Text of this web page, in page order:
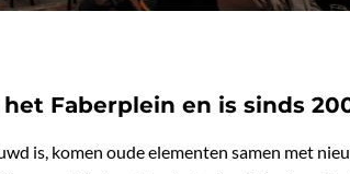
Faberplein en is sinds
is, komen oude elementen samen met